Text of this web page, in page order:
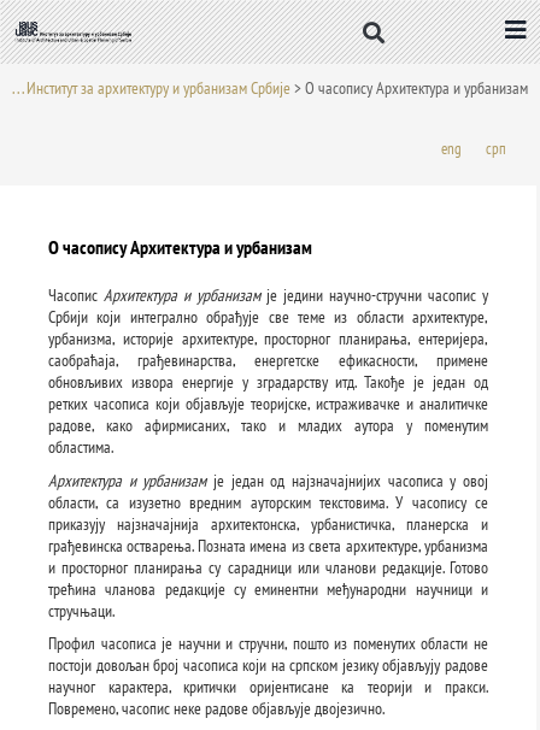
Пређи
на
садржај
. . . Институт за архитектуру и урбанизам Србије>O часопису Архитектура и урбанизам
eng срп
O часопису Архитектура и урбанизам
Часопис Архитектура и урбанизамје једини научно-стручни часопис у
Србији који интегрално обрађује све теме из области архитектуре,
урбанизма, историје архитектуре, просторног планирања, ентеријера,
саобраћаја, грађевинарства, енергетске ефикасности, примене
обновљивих извора енергије у зградарству итд. Такође је један од
ретких часописа који објављује теоријске, истраживачке и аналитичке
радове, како афирмисаних, тако и младих аутора у поменутим
областима.
Архитектура и урбанизамје један од најзначајнијих часописа у овој
области, са изузетно вредним ауторским текстовима. У часопису се
приказују најзначајнија архитектонска, урбанистичка, планерска и
грађевинска остварења. Позната имена из света архитектуре, урбанизма
и просторног планирања су сарадници или чланови редакције. Готово
трећина чланова редакције су еминентни међународни научници и
стручњаци.
Профил часописа је научни и стручни, пошто из поменутих области не
постоји довољан број часописа који на српском језику објављују радове
научног карактера, критички оријентисане ка теорији и пракси.
Повремено, часопис неке радове објављује двојезично.